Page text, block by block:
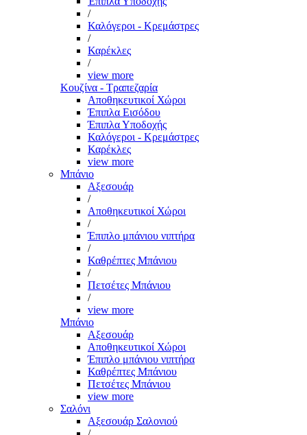
/
Καλόγεροι - Κρεμάστρες
/
Καρέκλες
/
view more
Κουζίνα - Τραπεζαρία
Αποθηκευτικοί Χώροι
Έπιπλα Εισόδου
Έπιπλα Υποδοχής
Καλόγεροι - Κρεμάστρες
Καρέκλες
view more
Μπάνιο
Αξεσουάρ
/
Αποθηκευτικοί Χώροι
/
Έπιπλο μπάνιου νιπτήρα
/
Καθρέπτες Μπάνιου
/
Πετσέτες Μπάνιου
/
view more
Μπάνιο
Αξεσουάρ
Αποθηκευτικοί Χώροι
Έπιπλο μπάνιου νιπτήρα
Καθρέπτες Μπάνιου
Πετσέτες Μπάνιου
view more
Σαλόνι
Αξεσουάρ Σαλονιού